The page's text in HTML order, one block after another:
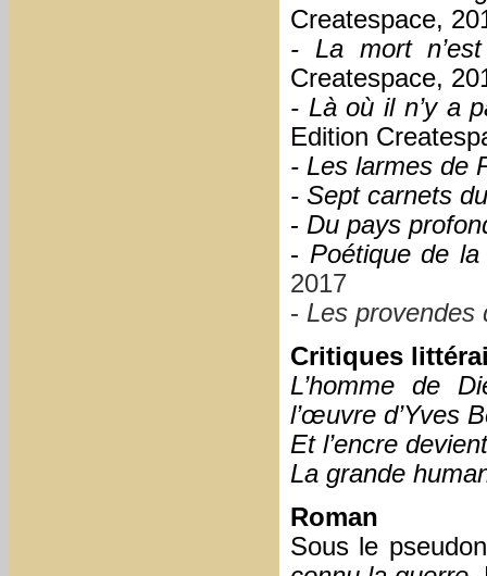
Createspace,
- La mort
Createspace,
- Là où il n’y a
Edition
- Les larmes de
- Sept carnets
- Du pays
- Poétique de
2017
- Les provendes
Critiques
L’homme de
l’œuvre d’Yves
Et l’encre
La grande
Roman
Sous le